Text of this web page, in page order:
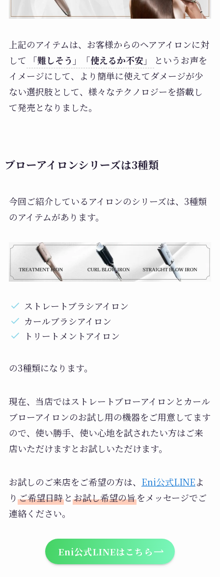
上記のアイテムは、お客様からのヘアアイロンに対
して
「難しそう」「使えるか不安」
というお声を
イメージにして、より簡単に使えてダメージが少
ない選択肢として、様々なテクノロジーを搭載し
て発売となりました。
ブローアイロンシリーズは3種類
今回ご紹介しているアイロンのシリーズは、3種類
のアイテムがあります。
ストレートブラシアイロン
カールブラシアイロン
トリートメントアイロン
の3種類になります。
現在、当店ではストレートブローアイロンとカール
ブローアイロンのお試し用の機器をご用意してます
ので、使い勝手、使い心地を試されたい方はご来
店いただけますとお試しいただけます。
お試しのご来店をご希望の方は、 Eni公式LINEよ
り ご希望日時と お試し希望の旨をメッセージでご
連絡ください。
Eni公式LINEはこちら